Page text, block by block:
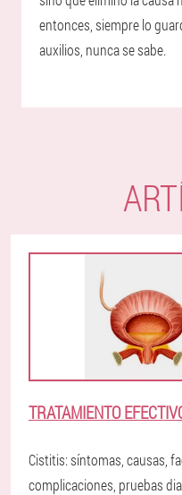
entonces, siempre lo
auxilios, nunca se sabe.
TRATAMIENTO
Cistitis: síntomas, causas,
complicaciones, pruebas